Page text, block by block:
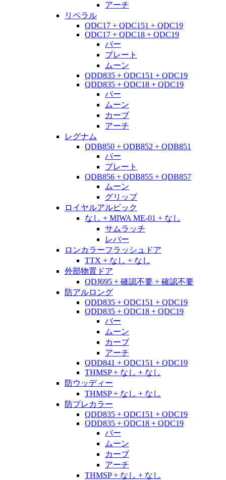
アーチ
リペラル
QDC17 + QDC151 + QDC19
QDC17 + QDC18 + QDC19
バー
プレート
ムーン
QDD835 + QDC151 + QDC19
QDD835 + QDC18 + QDC19
バー
ムーン
カーブ
アーチ
レグナム
QDB850 + QDB852 + QDB851
バー
プレート
QDB856 + QDB855 + QDB857
ムーン
グリップ
ロイヤルアルビック
なし + MIWA ME-01 + なし
サムラッチ
レバー
ロンカラーフラッシュドア
TTX + なし + なし
外部物置ドア
QDJ695 + 確認不要 + 確認不要
防アルロング
QDD835 + QDC151 + QDC19
QDD835 + QDC18 + QDC19
バー
ムーン
カーブ
アーチ
QDD841 + QDC151 + QDC19
THMSP + なし + なし
防ウッディー
THMSP + なし + なし
防プレカラー
QDD835 + QDC151 + QDC19
QDD835 + QDC18 + QDC19
バー
ムーン
カーブ
アーチ
THMSP + なし + なし